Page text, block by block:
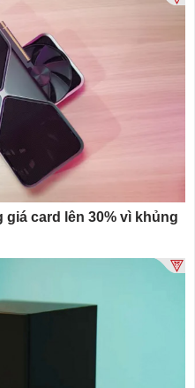
card lên 30% vì khủng